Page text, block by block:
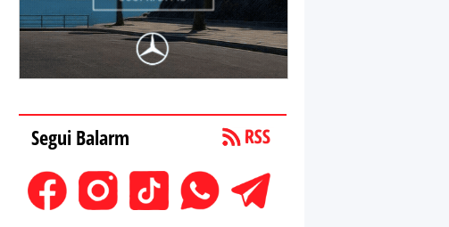
Segui Balarm